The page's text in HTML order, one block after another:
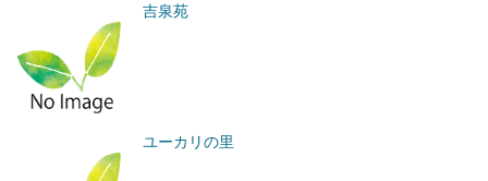
吉泉苑
ユーカリの里